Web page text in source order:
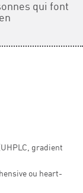
qui font
(UHPLC, gradient
ou heart-